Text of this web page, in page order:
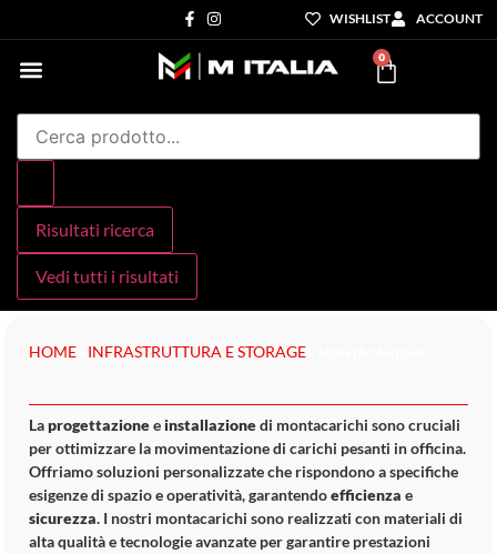
WISHLIST ACCOUNT
0
Risultati ricerca
Vedi tutti i risultati
HOME INFRASTRUTTURA E STORAGE
Laprogettazioneeinstallazionedi montacarichi sono cruciali
per ottimizzare la movimentazione di carichi pesanti in officina.
Offriamo soluzioni personalizzate che rispondono a specifiche
esigenze di spazio e operatività, garantendoefficienza e
sicurezza. I nostri montacarichi sono realizzati con materiali di
alta qualità e tecnologie avanzate per garantire prestazioni